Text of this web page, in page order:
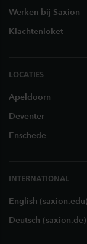
Werken bij Saxion
Klachtenloket
LOCATIES
Apeldoorn
Deventer
Enschede
INTERNATIONAL
English (saxion.edu)
Deutsch (saxion.de)